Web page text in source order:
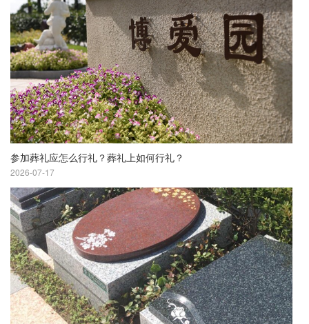
参加葬礼应怎么行礼？葬礼上如何行礼？
2026-07-17